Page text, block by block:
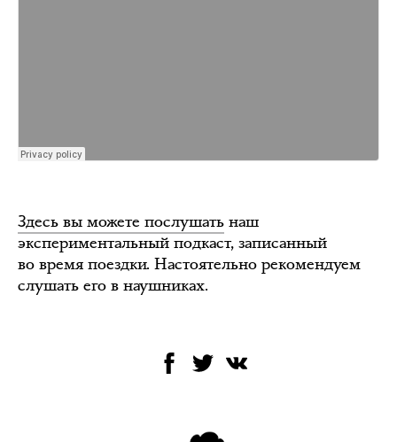
Здесь вы можете послушать наш
экспериментальный подкаст, записанный
во время поездки. Настоятельно рекомендуем
слушать его в наушниках.